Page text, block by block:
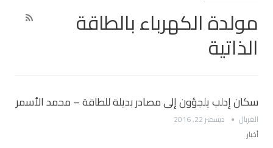
مولدة الكهرباء بالطاقة
الذاتية
سكان إدلب يلجؤون إلى مصادر بديلة للطاقة – محمد الأسمر
الغربال
ديسمبر 22, 2016
أخبار